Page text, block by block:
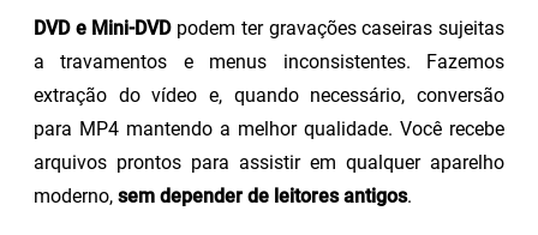
DVD e Mini-DVDpodem ter gravações caseiras sujeitas
a travamentos e menus inconsistentes. Fazemos
extração do vídeo e, quando necessário, conversão
para MP4 mantendo a melhor qualidade. Você recebe
arquivos prontos para assistir em qualquer aparelho
moderno, sem depender de leitores antigos.